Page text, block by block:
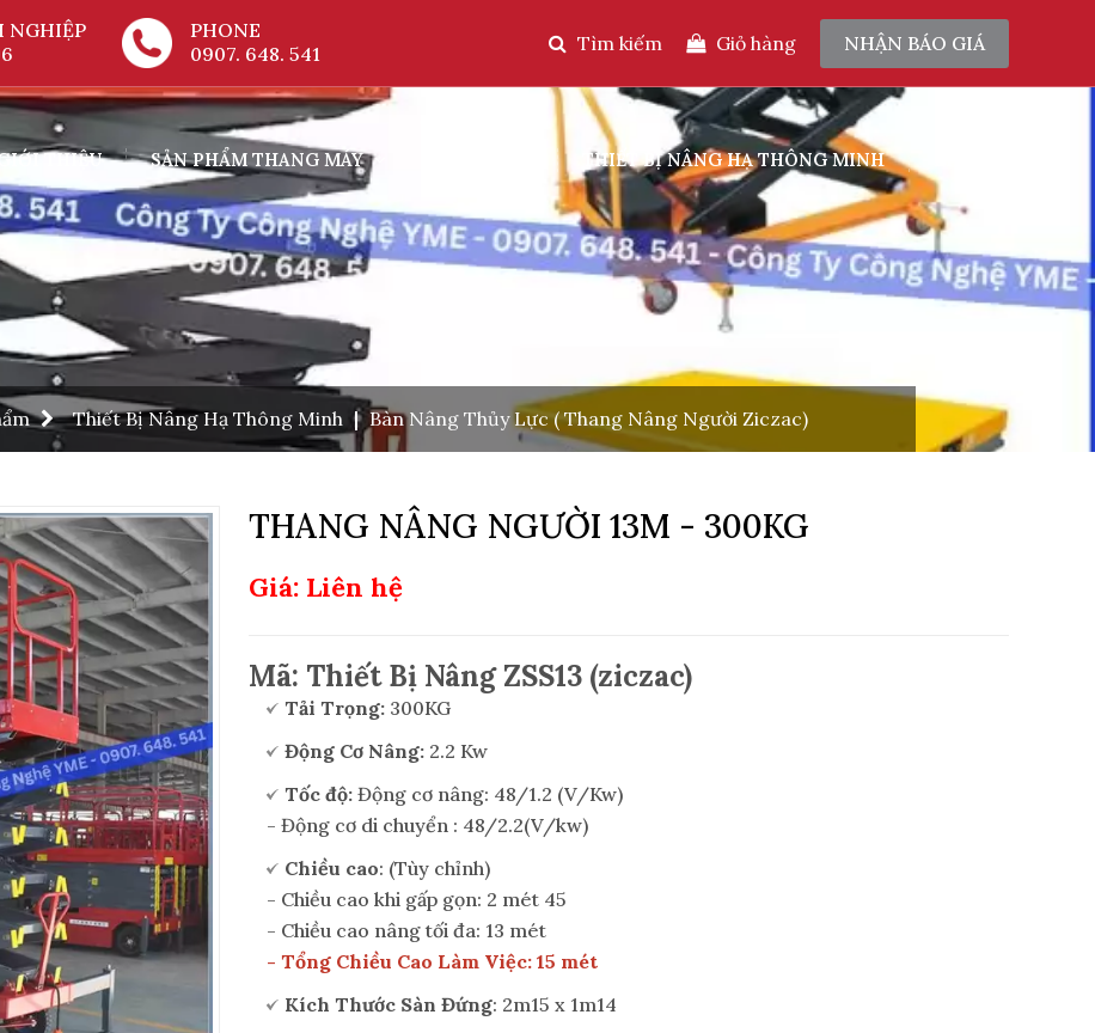
NGHIỆP
PHONE
0907. 648. 541
Tìm kiếm Giỏ hàng NHẬN BÁO GIÁ
THIỆU SẢN PHẨM THANG MÁY THIẾT BỊ NÂNG HẠ THÔNG MINH
Thiết Bị Nâng Hạ Thông Minh | Bàn Nâng Thủy Lực ( Thang Nâng Người Ziczac)
THANG NÂNG NGƯỜI 13M - 300KG
Giá: Liên hệ
Mã: Thiết Bị Nâng ZSS13 (ziczac)
Tải Trọng: 300KG
Động Cơ Nâng: 2.2 Kw
Tốc độ: Động cơ nâng: 48/1.2 (V/Kw)
- Động cơ di chuyển : 48/2.2(V/kw)
Chiều cao: (Tùy chỉnh)
- Chiều cao khi gấp gọn: 2 mét 45
- Chiều cao nâng tối đa: 13 mét
- Tổng Chiều Cao Làm Việc: 15 mét
Kích Thước Sàn Đứng: 2m15 x 1m14